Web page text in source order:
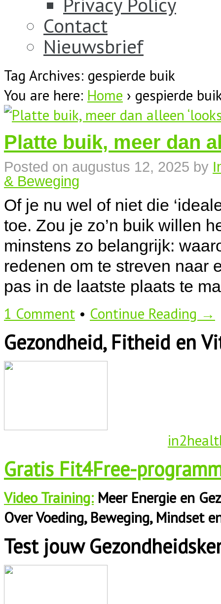
Contact
Nieuwsbrief
Tag Archives: gespierde buik
You are here: Home › gespierde
Platte buik, meer dan
Posted on augustus 12, 2025 by
& Beweging
Of je nu wel of niet die
toe. Zou je zo’n buik willen
minstens zo belangrijk:
redenen om te streven naar
pas in de laatste plaats te
1 Comment • Continue Reading →
Gezondheid, Fitheid en
Gratis Fit4Free-
Video Training:Meer Energie en
Over Voeding, Beweging, Mindset
Test jouw